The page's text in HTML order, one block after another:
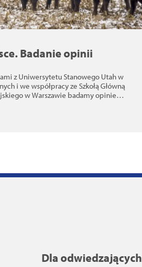
Badanie opinii
z Uniwersytetu Stanowego Utah w
i we współpracy ze Szkołą Główną
w Warszawie badamy opinie
Dla odwiedzających